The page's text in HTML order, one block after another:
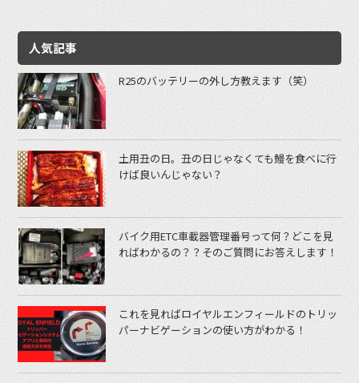
人気記事
R25のバッテリーの外し方教えます（笑）
土用丑の日。丑の日じゃなくても鰻を食べに行
けば良いんじゃない？
バイク用ETC車載器管理番号って何？どこを見
ればわかるの？？そのご質問にお答えします！
これを見ればロイヤルエンフィールドのトリッ
パーナビゲーションの使い方がわかる！